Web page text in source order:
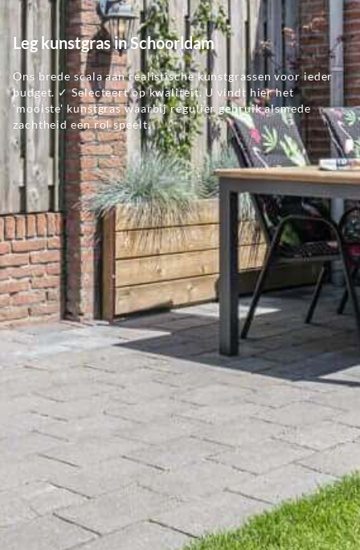
Leg kunstgras in Schoorldam
Ons brede scala aan realistische kunstgrassen voor ieder
budget. ✓ Selecteert op kwaliteit. U vindt hier het
'mooiste' kunstgras waarbij regulier gebruik alsmede
zachtheid een rol speelt.